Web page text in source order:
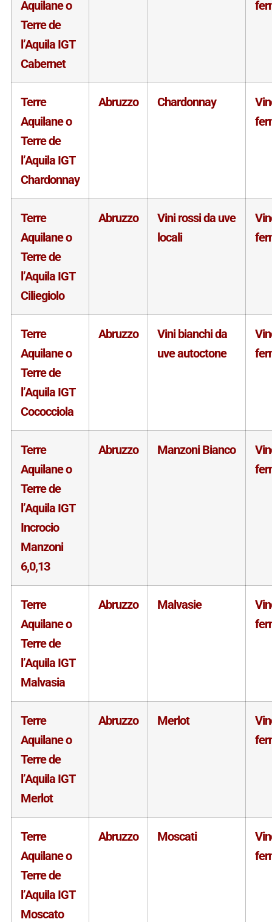
Aquilane o
Terre de
l’Aquila IGT
Cabernet
Terre
Aquilane o
Terre de
l’Aquila IGT
Chardonnay
Abruzzo Chardonnay
Terre
Aquilane o
Terre de
l’Aquila IGT
Ciliegiolo
Abruzzo
Vini rossi da uve
locali
Terre
Aquilane o
Terre de
l’Aquila IGT
Cococciola
Abruzzo
Vini bianchi da
uve autoctone
Terre
Aquilane o
Terre de
l’Aquila IGT
Incrocio
Manzoni
6,0,13
Abruzzo Manzoni Bianco
Terre
Aquilane o
Terre de
l’Aquila IGT
Malvasia
Abruzzo Malvasie
Terre
Aquilane o
Terre de
l’Aquila IGT
Merlot
Abruzzo Merlot
Terre
Aquilane o
Terre de
l’Aquila IGT
Moscato
Abruzzo Moscati